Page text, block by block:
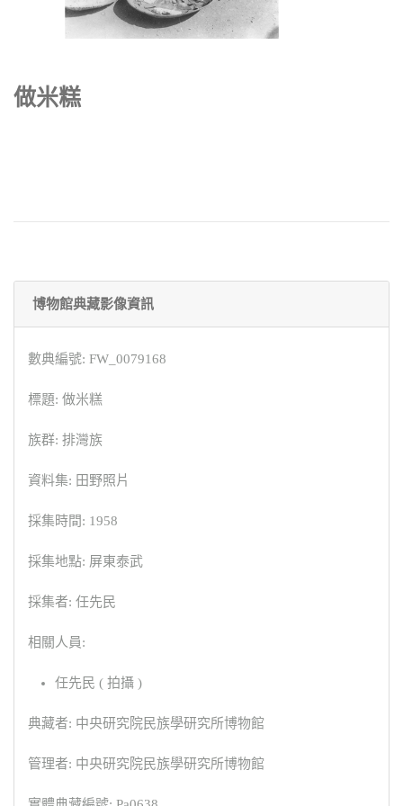
做米糕
博物館典藏影像資訊
數典編號: FW_0079168
標題: 做米糕
族群: 排灣族
資料集: 田野照片
採集時間: 1958
採集地點: 屏東泰武
採集者: 任先民
相關人員:
任先民 ( 拍攝 )
典藏者: 中央研究院民族學研究所博物館
管理者: 中央研究院民族學研究所博物館